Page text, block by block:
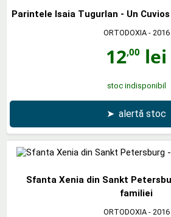
Parintele Isaia Tugurlan - Un
ORTODOXIA- 2016
12,00 lei
stoc indisponibil
➤ alertă stoc
Sfanta Xenia din Sankt
familiei
ORTODOXIA- 2016